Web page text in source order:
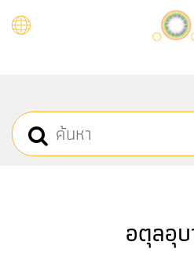
อตุลอุ